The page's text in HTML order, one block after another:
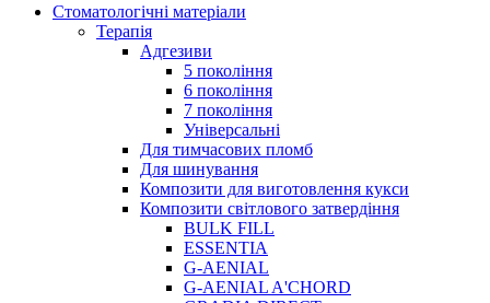
Стоматологічні матеріали
Терапія
Адгезиви
5 покоління
6 покоління
7 покоління
Універсальні
Для тимчасових пломб
Для шинування
Композити для виготовлення кукси
Композити світлового затвердіння
BULK FILL
ESSENTIA
G-AENIAL
G-AENIAL A'CHORD